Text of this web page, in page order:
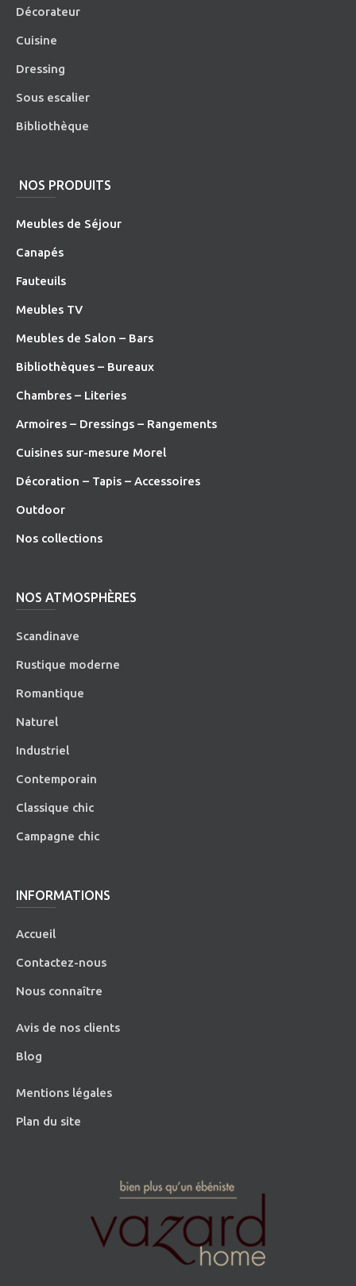
Décorateur
Cuisine
Dressing
Sous escalier
Bibliothèque
NOS PRODUITS
Meubles de Séjour
Canapés
Fauteuils
Meubles TV
Meubles de Salon – Bars
Bibliothèques – Bureaux
Chambres – Literies
Armoires – Dressings – Rangements
Cuisines sur-mesure Morel
Décoration – Tapis – Accessoires
Outdoor
Nos collections
NOS ATMOSPHÈRES
Scandinave
Rustique moderne
Romantique
Naturel
Industriel
Contemporain
Classique chic
Campagne chic
INFORMATIONS
Accueil
Contactez-nous
Nous connaître
Avis de nos clients
Blog
Mentions légales
Plan du site